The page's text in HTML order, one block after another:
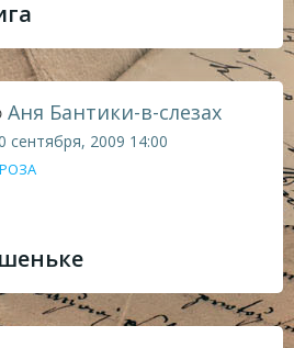
Аня Бантики-в-слезах
сентября, 2009 14:00